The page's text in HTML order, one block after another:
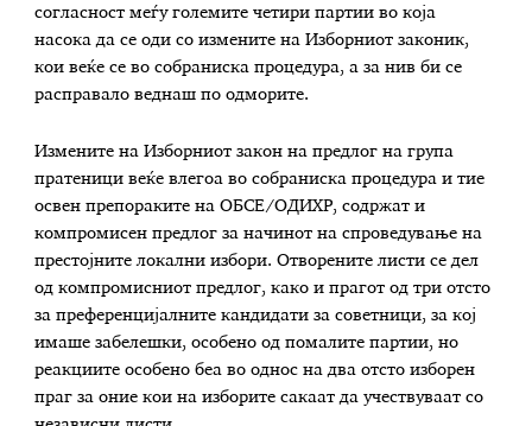
согласност меѓу големите четири партии во која
насока да се оди со измените на Изборниот законик,
кои веќе се во собраниска процедура, а за нив би се
расправало веднаш по одморите.
Измените на Изборниот закон на предлог на група
пратеници веќе влегоа во собраниска процедура и тие
освен препораките на ОБСЕ/ОДИХР, содржат и
компромисен предлог за начинот на спроведување на
престојните локални избори. Отворените листи се дел
од компромисниот предлог, како и прагот од три отсто
за преференцијалните кандидати за советници, за кој
имаше забелешки, особено од помалите партии, но
реакциите особено беа во однос на два отсто изборен
праг за оние кои на изборите сакаат да учествуваат со